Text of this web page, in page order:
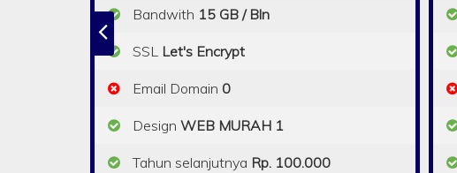
Bandwith 15 GB / Bln
SSL Let's Encrypt
Email Domain 0
Design WEB MURAH 1
Tahun selanjutnya Rp. 100.000